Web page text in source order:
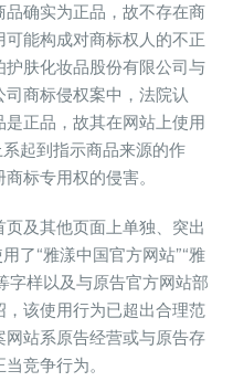
确实为正品，故不存在商
能构成对商标权人的不正
肤化妆品股份有限公司与
商标侵权案中，法院认
正品，故其在网站上使用
起到指示商品来源的作
标专用权的侵害。
及其他页面上单独、突出
了“雅漾中国官方网站”“雅
字样以及与原告官方网站部
该使用行为已超出合理范
站系原告经营或与原告存
竞争行为。